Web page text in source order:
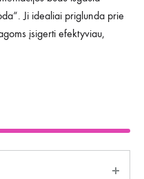
Ji idealiai priglunda prie
įsigerti efektyviau,